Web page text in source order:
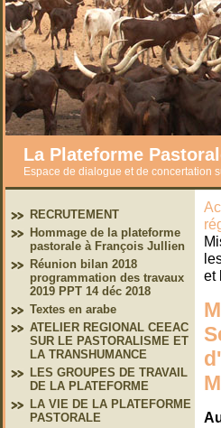
La Plateforme
Espace de dialogue et de concertation
RECRUTEMENT
Hommage de la plateforme
pastorale à François Jullien
Réunion bilan 2018
programmation des travaux
2019 PPT 14 déc 2018
Textes en arabe
ATELIER REGIONAL CEEAC
SUR LE PASTORALISME ET
LA TRANSHUMANCE
LES GROUPES DE TRAVAIL
DE LA PLATEFORME
LA VIE DE LA PLATEFORME
PASTORALE
et